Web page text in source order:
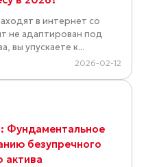
в интернет со
не адаптирован под
вы упускаете к...
2026-02-12
Фундаментальное
безупречного
актива